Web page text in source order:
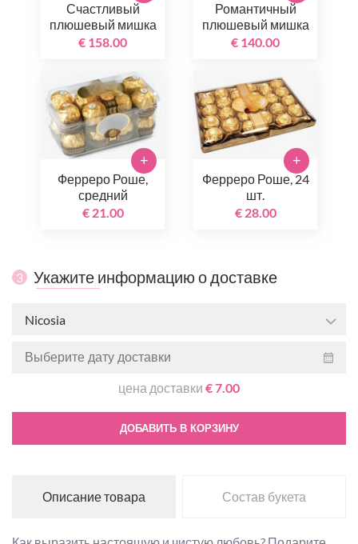
Счастливый
плюшевый мишка
€ 158.00
Романтичный
плюшевый мишка
€ 140.00
Ферреро Роше,
средний
€ 21.00
+
Ферреро Роше, 24
шт.
€ 28.00
+
3 Укажите информацию о доставке
Nicosia
цена доставки € 7.00
ДОБАВИТЬ В КОРЗИНУ
Описание товара Состав букета